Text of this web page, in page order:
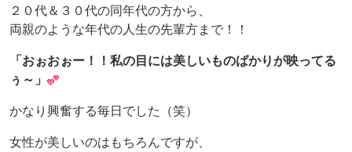
２０代＆３０代の同年代の方から、
両親のような年代の人生の先輩方まで！！
「おぉおぉー！！私の目には美しいものばかりが映ってる
ぅ～」
かなり興奮する毎日でした（笑）
女性が美しいのはもちろんですが、